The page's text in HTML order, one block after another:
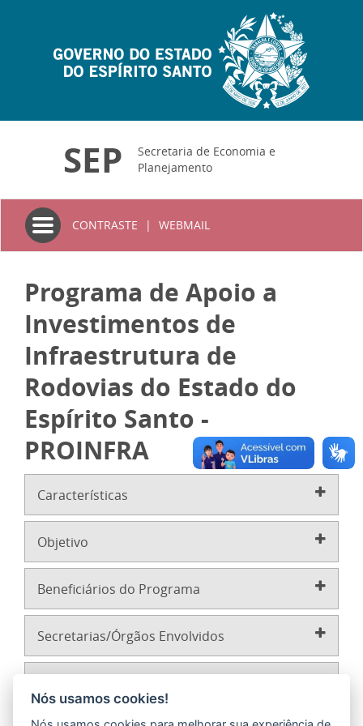
SEP
Secretaria de Economia e
Planejamento
Toggle
navigation
CONTRASTE | WEBMAIL
Programa de Apoio a
Investimentos de
Infraestrutura de
Rodovias do Estado do
Espírito Santo -
PROINFRA
Características
Objetivo
Beneficiários do Programa
Secretarias/Órgãos Envolvidos
Nós usamos cookies!